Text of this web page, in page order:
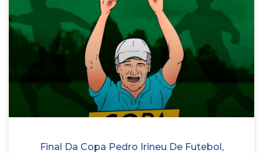
Final Da Copa Pedro Irineu De Futebol,